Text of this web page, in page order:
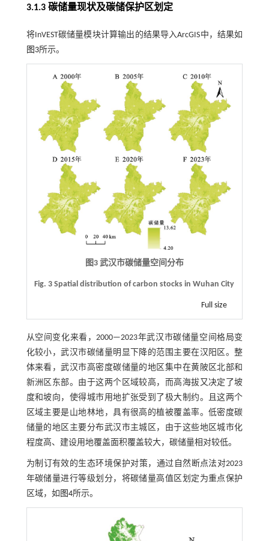
3.1.3 碳储量现状及碳储保护区划定
将InVEST碳储量模块计算输出的结果导入ArcGIS中，结果如
图3所示。
图3 武汉市碳储量空间分布
Fig. 3 Spatial distribution of carbon stocks in Wuhan City
Full size
从空间变化来看，2000—2023年武汉市碳储量空间格局变
化较小，武汉市碳储量明显下降的范围主要在汉阳区。整
体来看，武汉市高密度碳储量的地区集中在黄陂区北部和
新洲区东部。由于这两个区域较高，而高海拔又决定了坡
度和坡向，使得城市用地扩张受到了极大制约。且这两个
区域主要是山地林地，具有很高的植被覆盖率。低密度碳
储量的地区主要分布武汉市主城区，由于这些地区城市化
程度高、建设用地覆盖面积覆盖较大，碳储量相对较低。
为制订有效的生态环境保护对策，通过自然断点法对2023
年碳储量进行等级划分，将碳储量高值区划定为重点保护
区域，如 图4所示。